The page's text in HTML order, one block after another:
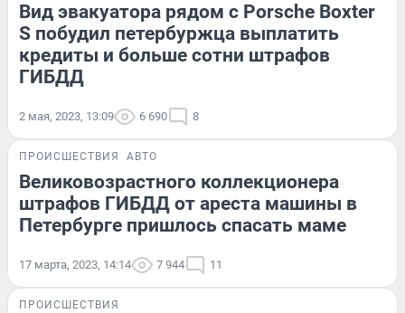
Вид эвакуатора рядом с Porsche Boxter
S побудил петербуржца выплатить
кредиты и больше сотни штрафов
ГИБДД
2 мая, 2023, 13:09 6 690 8
ПРОИСШЕСТВИЯ АВТО
Великовозрастного коллекционера
штрафов ГИБДД от ареста машины в
Петербурге пришлось спасать маме
17 марта, 2023, 14:14 7 944 11
ПРОИСШЕСТВИЯ